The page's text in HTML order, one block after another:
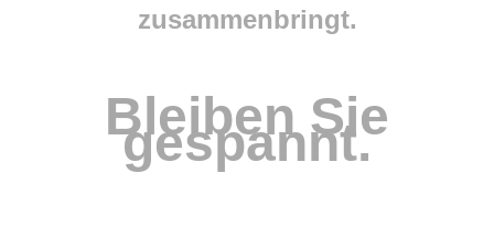
zusammenbringt.
Bleiben Sie
gespannt.